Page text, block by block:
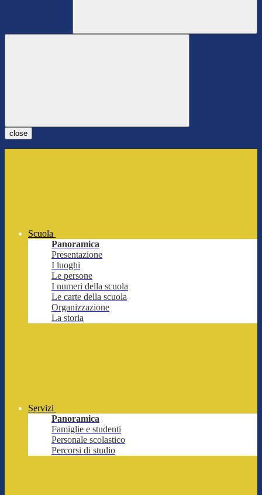
close
Scuola
Panoramica
Presentazione
I luoghi
Le persone
I numeri della scuola
Le carte della scuola
Organizzazione
La storia
Servizi
Panoramica
Famiglie e studenti
Personale scolastico
Percorsi di studio